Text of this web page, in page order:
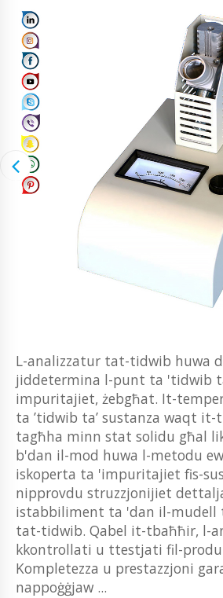
L-analizzatur tat-tidwib huwa
jiddetermina l-punt ta 'tidwib
impuritajiet, żebgħat. It-
ta ’tidwib ta’ sustanza waqt it-
tagħha minn stat solidu għal
b'dan il-mod huwa l-metodu
iskoperta ta 'impuritajiet fis-
nipprovdu struzzjonijiet
istabbiliment ta 'dan il-mudell
tat-tidwib. Qabel it-tbaħħir, l-
kkontrollati u ttestjati fil-
Kompletezza u prestazzjoni
nappoġġjaw ...